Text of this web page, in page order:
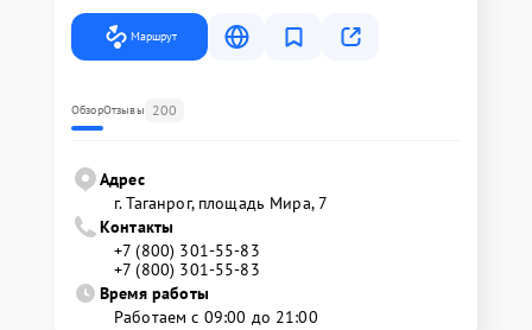
Маршрут
ОбзорОтзывы 200
Адрес
г. Таганрог, площадь Мира, 7
Контакты
+7 (800) 301-55-83
+7 (800) 301-55-83
Время работы
Работаем с 09:00 до 21:00